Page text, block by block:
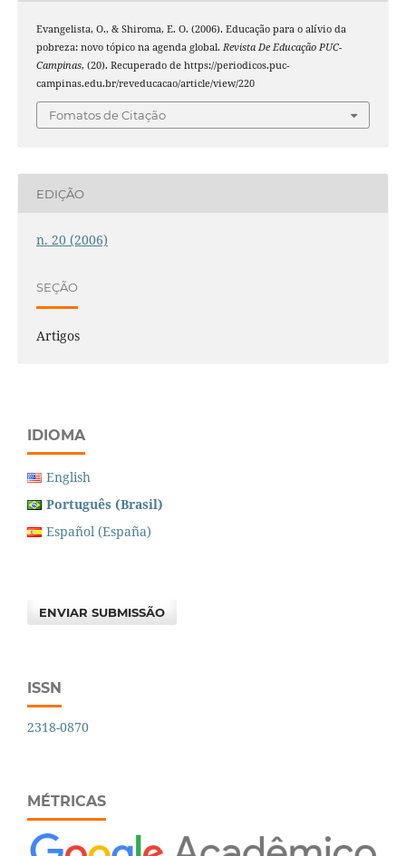
Evangelista, O., & Shiroma, E. O. (2006). Educação para o alívio da
pobreza: novo tópico na agenda global. Revista De Educação PUC-
Campinas, (20). Recuperado de https://periodicos.puc-
campinas.edu.br/reveducacao/article/view/220
Fomatos de Citação
EDIÇÃO
n. 20 (2006)
SEÇÃO
Artigos
IDIOMA
English
Português (Brasil)
Español (España)
ENVIAR SUBMISSÃO
ISSN
2318-0870
MÉTRICAS